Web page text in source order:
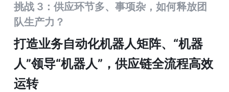
挑战 3：供应环节多、事项杂，如何释放团
队生产力？
打造业务自动化机器人矩阵、“机器
人”领导“机器人”，供应链全流程高效
运转